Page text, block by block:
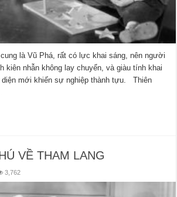
là Vũ Phá, rất có lực khai sáng, nên người
kiên nhẫn không lay chuyển, và giàu tính khai
mới khiến sự nghiệp thành tựu. Thiên
VỀ THAM LANG
3,762